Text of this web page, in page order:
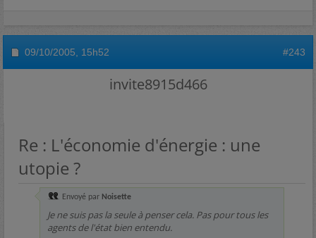
09/10/2005, 15h52 #243
invite8915d466
Re : L'économie d'énergie : une
utopie ?
Envoyé par Noisette
Je ne suis pas la seule à penser cela. Pas pour tous les
agents de l'état bien entendu.